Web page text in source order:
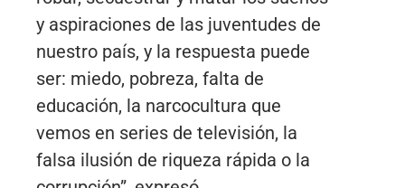
y aspiraciones de las juventudes de
nuestro país, y la respuesta puede
ser: miedo, pobreza, falta de
educación, la narcocultura que
vemos en series de televisión, la
falsa ilusión de riqueza rápida o la